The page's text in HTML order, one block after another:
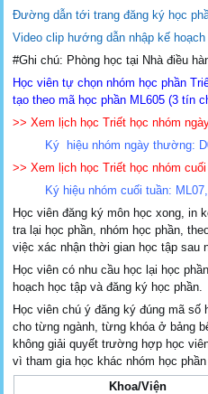
Đường dẫn tới trang đăng ký học
Video clip hướng dẫn nhập kế
#Ghi chú: Phòng học tại Nhà điều
Học viên tự chọn nhóm học phần
tạo theo mã học phần ML605 (3 tín
>> Xem lịch học Triết học nhóm
Ký hiệu nhóm ngày thường:
>> Xem lịch học Triết học nhóm
Ký hiệu nhóm cuối tuần:
Học viên đăng ký môn học xong, in
tra lại học phần, nhóm học phần,
việc xác nhận thời gian học tập sau
Học viên có nhu cầu học lại học
hoạch học tập và đăng ký học phần.
Học viên chú ý đăng ký đúng mã số
cho từng ngành, từng khóa ở bảng
không giải quyết trường hợp học
vì tham gia học khác nhóm học phần
Khoa/Viện